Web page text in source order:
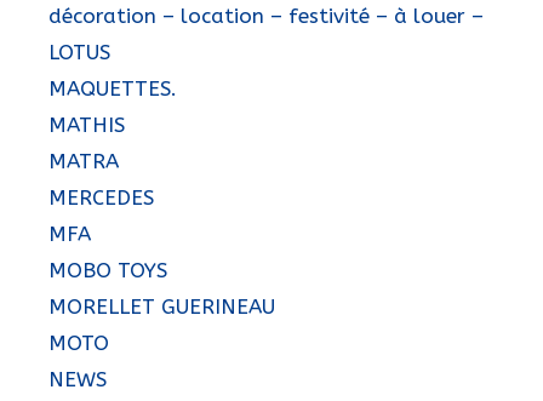
décoration – location – festivité – à louer –
LOTUS
MAQUETTES.
MATHIS
MATRA
MERCEDES
MFA
MOBO TOYS
MORELLET GUERINEAU
MOTO
NEWS